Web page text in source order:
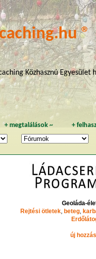
®
Közhasznú Egyesület
+ megtalálások~ +
Geoláda-
Rejtési ötletek, beteg,
új